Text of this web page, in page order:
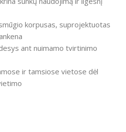
korpusas, suprojektuotas
ant nuimamo tvirtinimo
ir tamsiose vietose dėl